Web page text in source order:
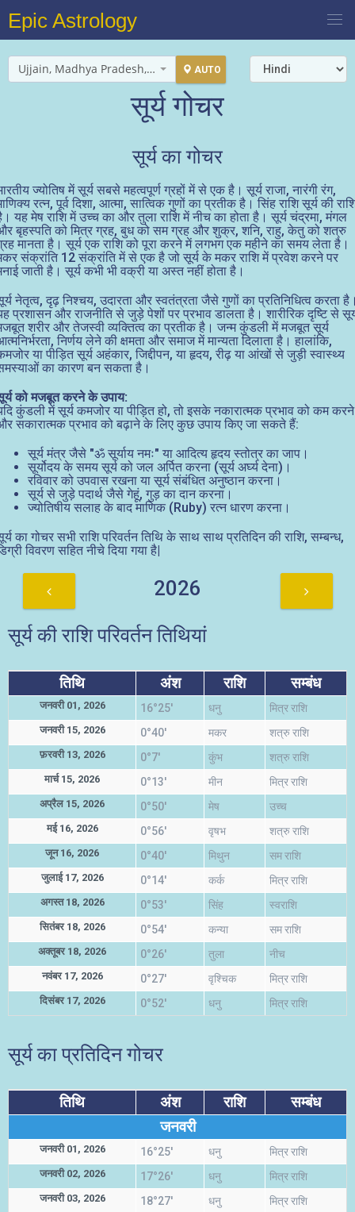
Epic Astrology
Ujjain, Madhya Pradesh, India AUTO
सूर्य गोचर
सूर्य का गोचर
ज्योतिष में सूर्य सबसे महत्वपूर्ण ग्रहों में से एक है। सूर्य राजा, नारंगी रंग,
रत्न, पूर्व दिशा, आत्मा, सात्विक गुणों का प्रतीक है। सिंह राशि सूर्य की
यह मेष राशि में उच्च का और तुला राशि में नीच का होता है। सूर्य चंद्रमा, मंगल
बृहस्पति को मित्र ग्रह, बुध को सम ग्रह और शुक्र, शनि, राहु, केतु को शत्रु
मानता है। सूर्य एक राशि को पूरा करने में लगभग एक महीने का समय लेता है।
संक्रांति 12 संक्रांति में से एक है जो सूर्य के मकर राशि में प्रवेश करने पर
जाती है। सूर्य कभी भी वक्री या अस्त नहीं होता है।
नेतृत्व, दृढ़ निश्चय, उदारता और स्वतंत्रता जैसे गुणों का प्रतिनिधित्व करता
प्रशासन और राजनीति से जुड़े पेशों पर प्रभाव डालता है। शारीरिक दृष्टि से
शरीर और तेजस्वी व्यक्तित्व का प्रतीक है। जन्म कुंडली में मजबूत सूर्य
निर्णय लेने की क्षमता और समाज में मान्यता दिलाता है। हालांकि,
या पीड़ित सूर्य अहंकार, जिद्दीपन, या हृदय, रीढ़ या आंखों से जुड़ी स्वास्थ्य
का कारण बन सकता है।
को मजबूत करने के उपाय:
कुंडली में सूर्य कमजोर या पीड़ित हो, तो इसके नकारात्मक प्रभाव को कम करने
सकारात्मक प्रभाव को बढ़ाने के लिए कुछ उपाय किए जा सकते हैं:
सूर्य मंत्र जैसे "ॐ सूर्याय नमः" या आदित्य हृदय स्तोत्र का जाप।
सूर्योदय के समय सूर्य को जल अर्पित करना (सूर्य अर्घ्य देना)।
रविवार को उपवास रखना या सूर्य संबंधित अनुष्ठान करना।
सूर्य से जुड़े पदार्थ जैसे गेहूं, गुड़ का दान करना।
ज्योतिषीय सलाह के बाद माणिक (Ruby) रत्न धारण करना।
का गोचर सभी राशि परिवर्तन तिथि के साथ साथ प्रतिदिन की राशि, सम्बन्ध,
विवरण सहित नीचे दिया गया है|
2026
सूर्य की राशि परिवर्तन तिथियां
तिथि अंश राशि सम्बंध
जनवरी 01, 2026 16°25' धनु मित्र राशि
जनवरी 15, 2026 0°40' मकर शत्रु राशि
फ़रवरी 13, 2026 0°7' कुंभ शत्रु राशि
मार्च 15, 2026 0°13' मीन मित्र राशि
अप्रैल 15, 2026 0°50' मेष उच्च
मई 16, 2026 0°56' वृषभ शत्रु राशि
जून 16, 2026 0°40' मिथुन सम राशि
जुलाई 17, 2026 0°14' कर्क मित्र राशि
अगस्त 18, 2026 0°53' सिंह स्वराशि
सितंबर 18, 2026 0°54' कन्या सम राशि
अक्तूबर 18, 2026 0°26' तुला नीच
नवंबर 17, 2026 0°27' वृश्चिक मित्र राशि
दिसंबर 17, 2026 0°52' धनु मित्र राशि
सूर्य का प्रतिदिन गोचर
तिथि अंश राशि
सम्बंध
जनवरी
जनवरी 01, 2026 16°25' धनु मित्र राशि
जनवरी 02, 2026 17°26' धनु मित्र राशि
जनवरी 03, 2026 18°27' धनु मित्र राशि